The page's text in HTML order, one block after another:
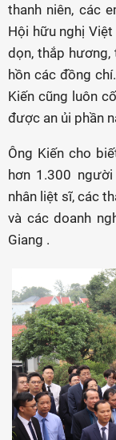
thanh niên, các
Hội hữu nghị
dọn, thắp hương,
hồn các đồng
Kiến cũng luôn
được an ủi phần
Ông Kiến cho
hơn 1.300
nhân liệt sĩ, các
và các doanh
Giang .